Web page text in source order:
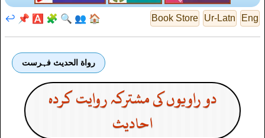
Eng
Ur-Latn
Book Store
🏠
👥
🔍
🧩
🅰️
📌
↩️
رواة الحديث فہرست
دو راویوں کی مشترکہ روایت کردہ
احادیث